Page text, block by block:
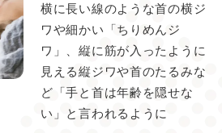
横に長い線のような首の横ジ
ワや細かい「ちりめんジ
ワ」、縦に筋が入ったように
見える縦ジワや首のたるみな
ど「手と首は年齢を隠せな
い」と言われるように